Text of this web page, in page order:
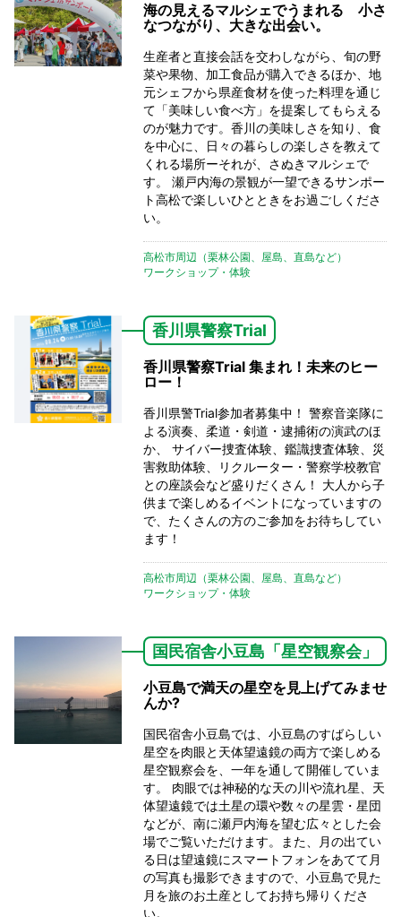
海の見えるマルシェでうまれる 小さ
なつながり、大きな出会い。
生産者と直接会話を交わしながら、旬の野
菜や果物、加工食品が購入できるほか、地
元シェフから県産食材を使った料理を通じ
て「美味しい食べ方」を提案してもらえる
のが魅力です。香川の美味しさを知り、食
を中心に、日々の暮らしの楽しさを教えて
くれる場所ーそれが、さぬきマルシェで
す。 瀬戸内海の景観が一望できるサンポー
ト高松で楽しいひとときをお過ごしくださ
い。
高松市周辺（栗林公園、屋島、直島など）
ワークショップ・体験
香川県警察Trial
香川県警察Trial 集まれ！未来のヒー
ロー！
香川県警Trial参加者募集中！ 警察音楽隊に
よる演奏、柔道・剣道・逮捕術の演武のほ
か、 サイバー捜査体験、鑑識捜査体験、災
害救助体験、リクルーター・警察学校教官
との座談会など盛りだくさん！ 大人から子
供まで楽しめるイベントになっていますの
で、たくさんの方のご参加をお待ちしてい
ます！
高松市周辺（栗林公園、屋島、直島など）
ワークショップ・体験
国民宿舎小豆島「星空観察会」
小豆島で満天の星空を見上げてみませ
んか?
国民宿舎小豆島では、小豆島のすばらしい
星空を肉眼と天体望遠鏡の両方で楽しめる
星空観察会を、一年を通して開催していま
す。 肉眼では神秘的な天の川や流れ星、天
体望遠鏡では土星の環や数々の星雲・星団
などが、南に瀬戸内海を望む広々とした会
場でご覧いただけます。また、月の出てい
る日は望遠鏡にスマートフォンをあてて月
の写真も撮影できますので、小豆島で見た
月を旅のお土産としてお持ち帰りくださ
い。